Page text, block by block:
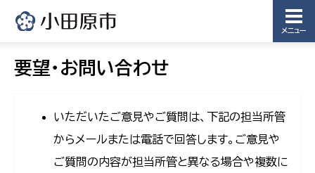
メニュー
要望・お問い合わせ
いただいたご意見やご質問は、下記の担当所管
からメールまたは電話で回答します。ご意見や
ご質問の内容が担当所管と異なる場合や複数に